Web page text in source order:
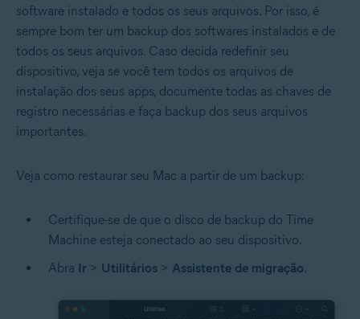
software instalado e todos os seus arquivos. Por isso, é
sempre bom ter um backup dos softwares instalados e de
todos os seus arquivos. Caso decida redefinir seu
dispositivo, veja se você tem todos os arquivos de
instalação dos seus apps, documente todas as chaves de
registro necessárias e faça backup dos seus arquivos
importantes.
Veja como restaurar seu Mac a partir de um backup:
Certifique-se de que o disco de backup do Time
Machine esteja conectado ao seu dispositivo.
Abra Ir > Utilitários > Assistente de migração.